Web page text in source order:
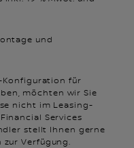
und
Konfiguration für
möchten wir Sie
nicht im Leasing-
Services
stellt Ihnen gerne
Verfügung.